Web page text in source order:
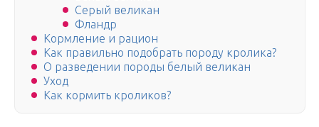
Серый великан
Фландр
Кормление и рацион
Как правильно подобрать породу кролика?
О разведении породы белый великан
Уход
Как кормить кроликов?